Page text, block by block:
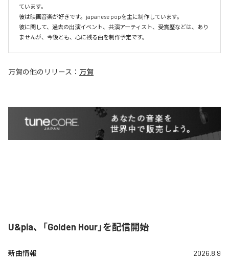
ています。
彼は映画音楽が好きです。japanese popを主に制作しています。
彼に関して、過去の出演イベント、共演アーティスト、受賞歴などは、あり
ませんが、今後とも、心に残る曲を制作予定です。
万賀の他のリリース： 万賀
U&pia、「Golden Hour」を配信開始
新曲情報 2026.8.9